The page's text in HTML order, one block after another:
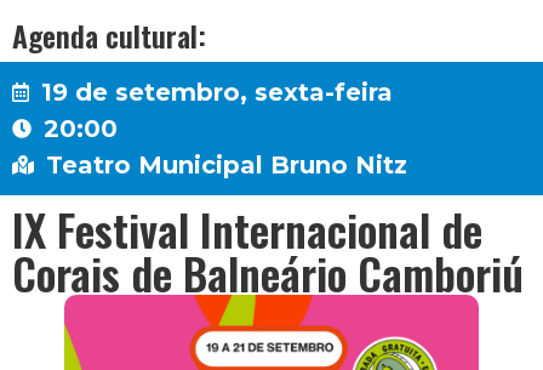
Agenda cultural:
19 de setembro, sexta-feira
20:00
Teatro Municipal Bruno Nitz
IX Festival Internacional de
Corais de Balneário Camboriú